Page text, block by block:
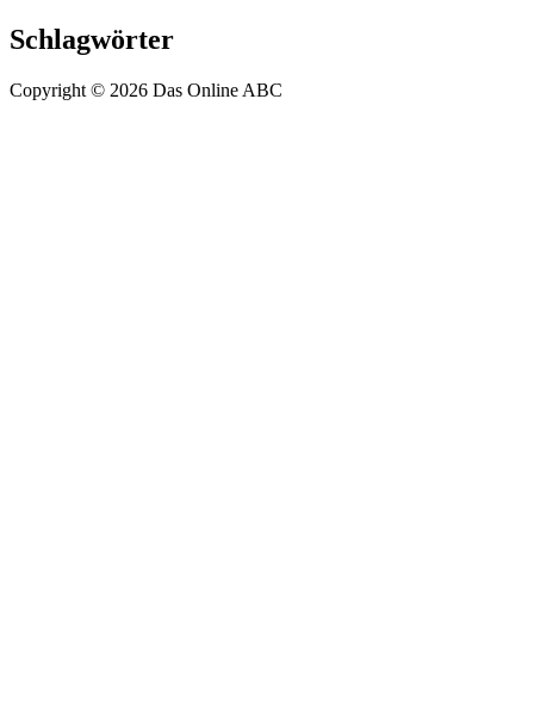
Schlagwörter
Copyright © 2026 Das Online ABC